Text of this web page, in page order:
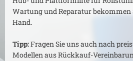
Wartung und Reparatur bekommen
Hand.
Tipp:Fragen Sie uns auch nach
Modellen aus Rückkauf-